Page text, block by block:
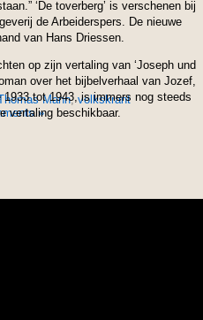
‘De toverberg’ is verschenen bij
de Arbeiderspers. De nieuwe
van Hans Driessen.
op zijn vertaling van ‘Joseph und
over het bijbelverhaal van Jozef,
tot 1943, is immers nog steeds
vertaling beschikbaar.
Mann,volkskrant
»